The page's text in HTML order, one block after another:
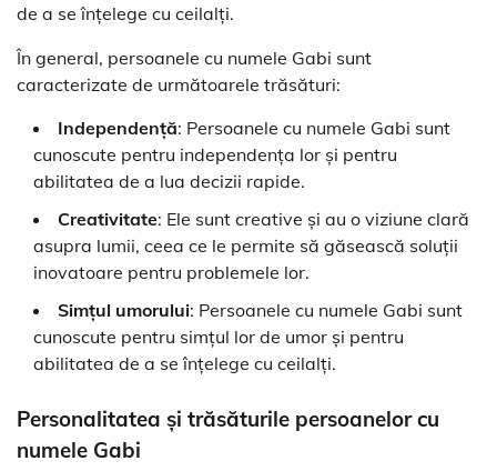
de a se înțelege cu ceilalți.
În general, persoanele cu numele Gabi sunt
caracterizate de următoarele trăsături:
Independență: Persoanele cu numele Gabi sunt
cunoscute pentru independența lor și pentru
abilitatea de a lua decizii rapide.
Creativitate: Ele sunt creative și au o viziune clară
asupra lumii, ceea ce le permite să găsească soluții
inovatoare pentru problemele lor.
Simțul umorului: Persoanele cu numele Gabi sunt
cunoscute pentru simțul lor de umor și pentru
abilitatea de a se înțelege cu ceilalți.
Personalitatea și trăsăturile persoanelor cu
numele Gabi